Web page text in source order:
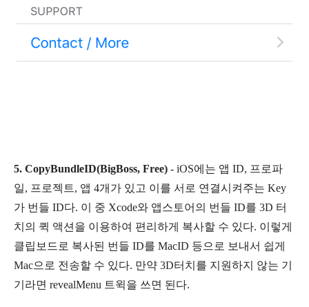
5. CopyBundleID(BigBoss, Free) - iOS에는 앱 ID, 프로파
일, 프로젝트, 앱 4개가 있고 이를 서로 연결시켜주는 Key
가 번들 ID다. 이 중 Xcode와 앱스토어의 번들 ID를 3D 터
치의 퀵 액션을 이용하여 편리하게 복사할 수 있다. 이렇게
클립보드로 복사된 번들 ID를 MacID 등으로 보내서 쉽게
Mac으로 전송할 수 있다. 만약 3D터치를 지원하지 않는 기
기라면 revealMenu 트윅을 쓰면 된다.